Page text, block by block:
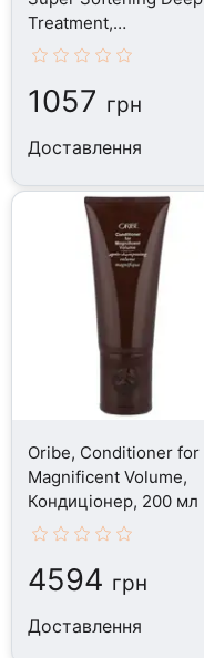
Treatment,
Кондиціонер, 567 г
1057 грн
Доставлення
Oribe, Conditioner for
Magnificent Volume,
Кондиціонер, 200 мл
4594 грн
Доставлення